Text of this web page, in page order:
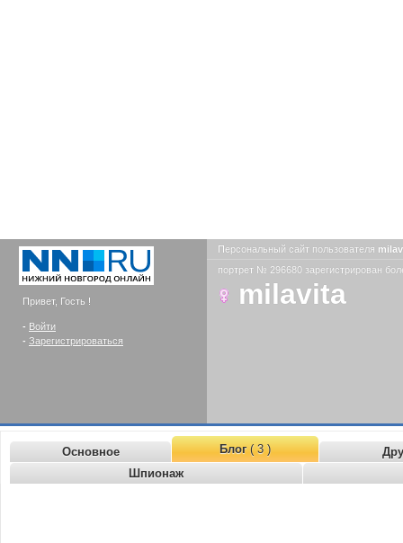
Привет, Гость !
- Войти
- Зарегистрироваться
Персональный сайт пользователя
портрет № 296680 зарегистрирован
milavita
Основное Блог( 3 )
Шпионаж